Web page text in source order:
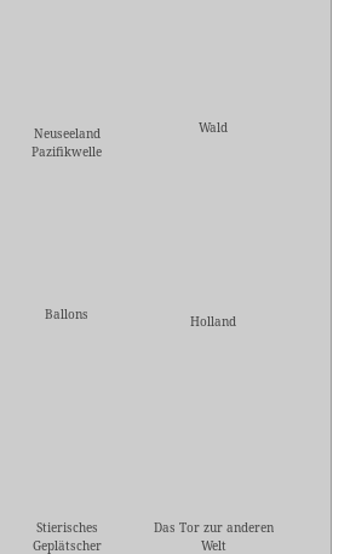
Neuseeland
Pazifikwelle
Wald
Ballons Holland
Stierisches
Geplätscher
Das Tor zur anderen
Welt